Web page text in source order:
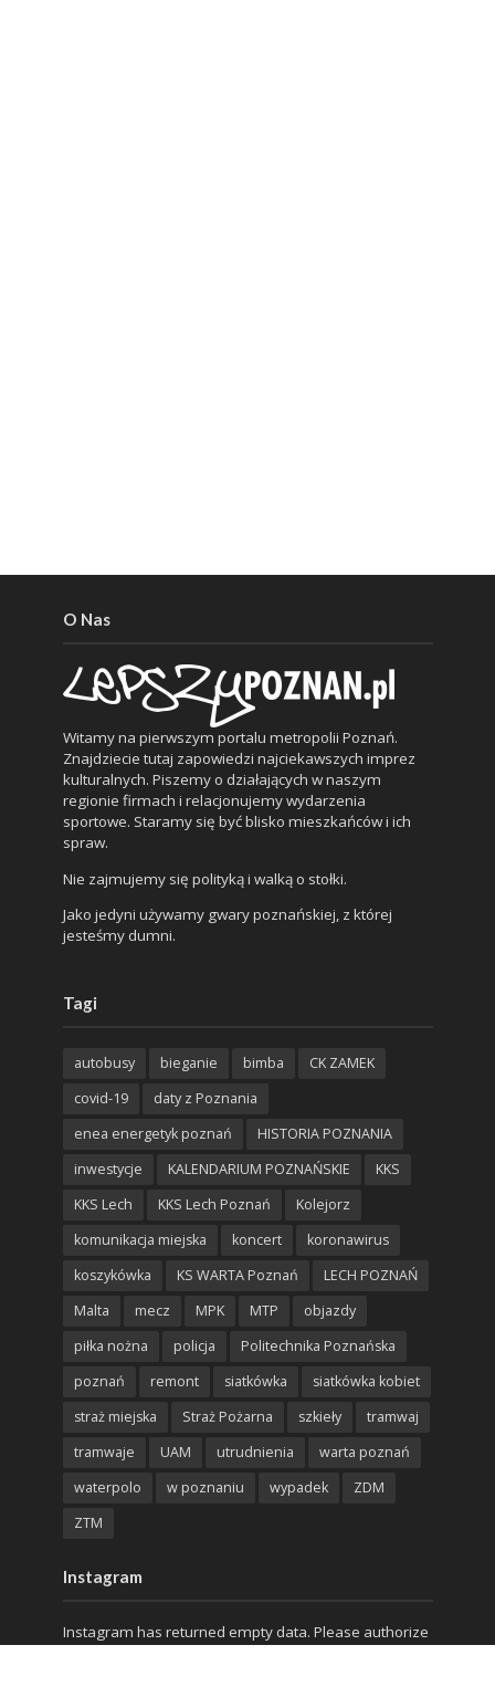
O Nas
Witamy na pierwszym portalu metropolii Poznań.
Znajdziecie tutaj zapowiedzi najciekawszych imprez
kulturalnych. Piszemy o działających w naszym
regionie firmach i relacjonujemy wydarzenia
sportowe. Staramy się być blisko mieszkańców i ich
spraw.
Nie zajmujemy się polityką i walką o stołki.
Jako jedyni używamy gwary poznańskiej, z której
jesteśmy dumni.
Tagi
autobusy bieganie bimba
CK ZAMEK
covid-19
daty z Poznania
enea energetyk poznań
HISTORIA POZNANIA
inwestycje
KALENDARIUM POZNAŃSKIE
KKS
KKS Lech
KKS Lech Poznań
Kolejorz
komunikacja miejska
koncert
koronawirus
koszykówka
KS WARTA Poznań
LECH POZNAŃ
Malta
mecz MPK MTP
objazdy
piłka nożna
policja
Politechnika Poznańska
poznań
remont siatkówka
siatkówka kobiet
straż miejska
Straż Pożarna szkieły
tramwaj
tramwaje
UAM utrudnienia
warta poznań
waterpolo
w poznaniu wypadek
ZDM
ZTM
Instagram
Instagram has returned empty data. Please authorize